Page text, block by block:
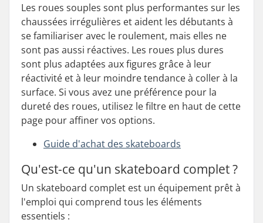
Les roues souples sont plus performantes sur les
chaussées irrégulières et aident les débutants à
se familiariser avec le roulement, mais elles ne
sont pas aussi réactives. Les roues plus dures
sont plus adaptées aux figures grâce à leur
réactivité et à leur moindre tendance à coller à la
surface. Si vous avez une préférence pour la
dureté des roues, utilisez le filtre en haut de cette
page pour affiner vos options.
Guide d'achat des skateboards
Qu'est-ce qu'un skateboard complet ?
Un skateboard complet est un équipement prêt à
l'emploi qui comprend tous les éléments
essentiels :